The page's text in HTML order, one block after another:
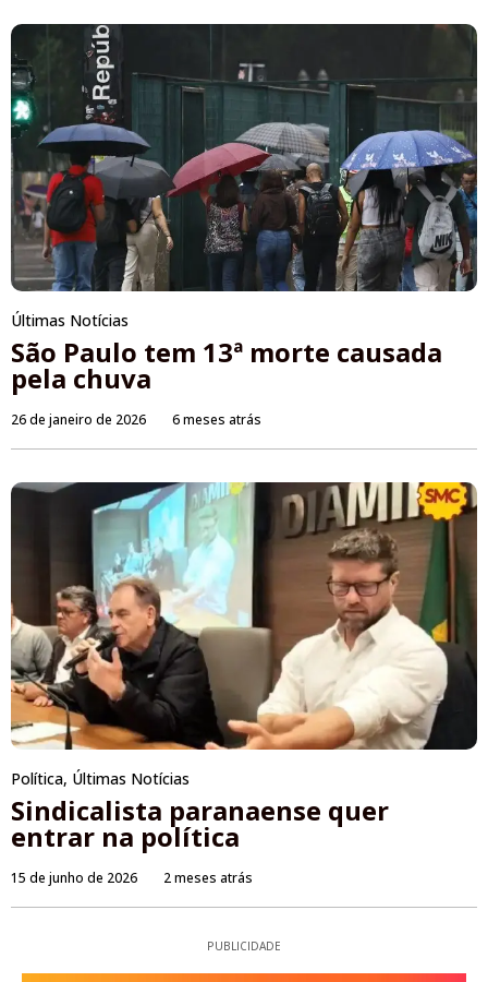
Últimas Notícias
São Paulo tem 13ª morte causada
pela chuva
26 de janeiro de 2026 6 meses atrás
Política, Últimas Notícias
Sindicalista paranaense quer
entrar na política
15 de junho de 2026 2 meses atrás
PUBLICIDADE